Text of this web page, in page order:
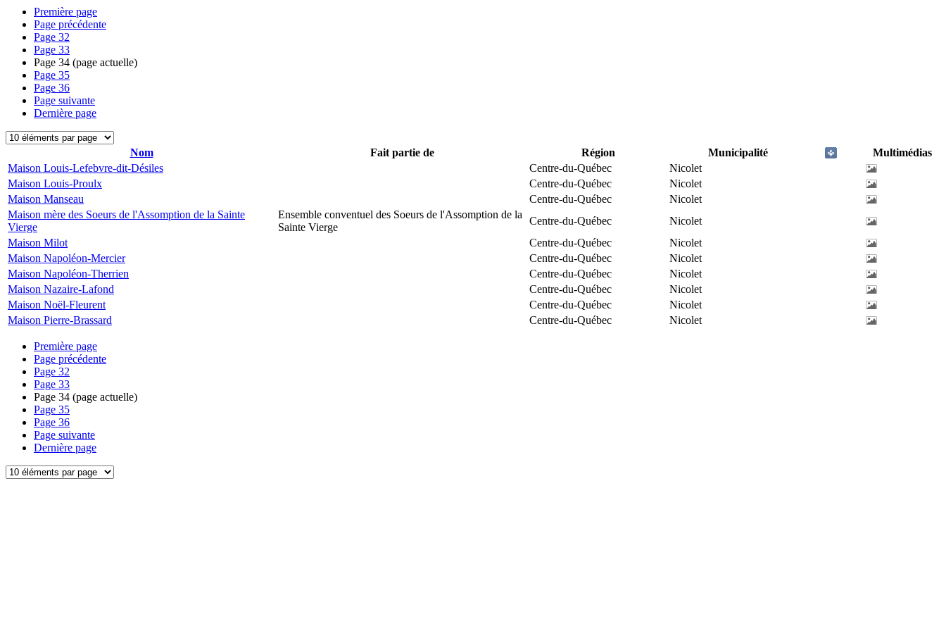
Première page
Page précédente
Page 32
Page 33
Page 34 (page actuelle)
Page 35
Page 36
Page suivante
Dernière page
Nom Fait partie de Région Municipalité
Multimédias
Maison Louis-Lefebvre-dit-Désiles
Centre-du-Québec
Nicolet
Maison Louis-Proulx
Centre-du-Québec
Nicolet
Maison Manseau
Centre-du-Québec
Nicolet
Maison mère des Soeurs de l'Assomption de la Sainte
Vierge
Ensemble conventuel des Soeurs de l'Assomption de la
Sainte Vierge
Centre-du-Québec
Nicolet
Maison Milot
Centre-du-Québec
Nicolet
Maison Napoléon-Mercier
Centre-du-Québec
Nicolet
Maison Napoléon-Therrien
Centre-du-Québec
Nicolet
Maison Nazaire-Lafond
Centre-du-Québec
Nicolet
Maison Noël-Fleurent
Centre-du-Québec
Nicolet
Maison Pierre-Brassard
Centre-du-Québec Nicolet
Première page
Page précédente
Page 32
Page 33
Page 34 (page actuelle)
Page 35
Page 36
Page suivante
Dernière page